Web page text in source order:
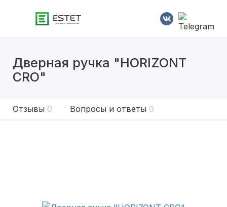
Дверная ручка "HORIZONT
СRO"
Отзывы 0 Вопросы и ответы 0